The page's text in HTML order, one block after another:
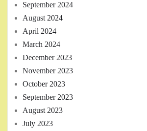
September 2024
August 2024
April 2024
March 2024
December 2023
November 2023
October 2023
September 2023
August 2023
July 2023